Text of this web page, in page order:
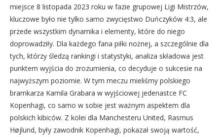
miejsce 8 listopada 2023 roku w fazie grupowej Ligi Mistrzów,
kluczowe było nie tylko samo zwycięstwo Duńczyków 4:3, ale
przede wszystkim dynamika i elementy, które do niego
doprowadziły. Dla każdego fana piłki nożnej, a szczególnie dla
tych, którzy śledzą rankingi i statystyki, analiza składowa jest
punktem wyjścia do zrozumienia, co decyduje o sukcesie na
najwyższym poziomie. W tym meczu mieliśmy polskiego
bramkarza Kamila Grabara w wyjściowej jedenastce FC
Kopenhagi, co samo w sobie jest ważnym aspektem dla
polskich kibiców. Z kolei dla Manchesteru United, Rasmus
Højlund, były zawodnik Kopenhagi, pokazał swoją wartość,